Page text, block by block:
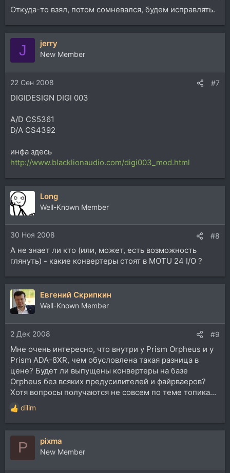
Откуда-то взял, потом сомневался, будем исправлять.
J jerry
New Member
22 Сен 2008 #7
DIGIDESIGN DIGI 003
A/D CS5361
D/A CS4392
инфа здесь
http://www.blacklionaudio.com/digi003_mod.html
Long
Well-Known Member
30 Ноя 2008 #8
А не знает ли кто (или, может, есть возможность
глянуть) - какие конвертеры стоят в MOTU 24 I/O ?
Евгений Скрипкин
Well-Known Member
2 Дек 2008 #9
Мне очень интересно, что внутри у Prism Orpheus и у
Prism ADA-8XR, чем обусловлена такая разница в
цене? Будет ли выпущены конвертеры на базе
Orpheus без всяких предусилителей и файрваеров?
Хотя вопросы получаются не совсем по теме топика...
Р
е
а
и
и
dilim
P pixma
New Member